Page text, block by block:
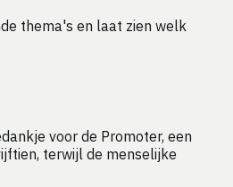
thema's en laat zien welk
voor de Promoter, een
terwijl de menselijke